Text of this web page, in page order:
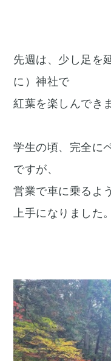
先週は、少し足を
に）神社で
紅葉を楽しんでき
学生の頃、完全に
ですが、
営業で車に乗るよ
上手になりました。